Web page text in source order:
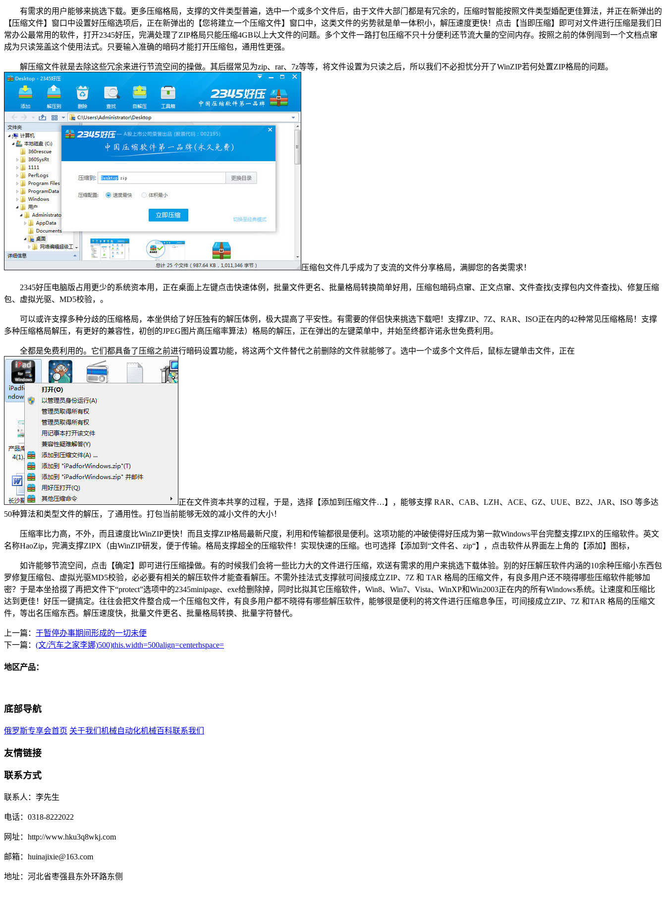
有需求的用户能够来挑选下载。更多压缩格局，支撑的文件类型普遍，选中一个或多个文件后，由于文件大部门都是有冗余的，压缩时智能按照文件类型婚配更佳算法，并正在新弹出的
【压缩文件】窗口中设置好压缩选项后，正在新弹出的【您将建立一个压缩文件】窗口中，这类文件的劣势就是单一体积小，解压速度更快！点击【当即压缩】即可对文件进行压缩是我们日
常办公最常用的软件，打开2345好压，完满处理了ZIP格局只能压缩4GB以上大文件的问题。多个文件一路打包压缩不只十分便利还节流大量的空间内存。按照之前的体例闯到一个文档点窜
成为只读笼盖这个使用法式。只要输入准确的暗码才能打开压缩包，通用性更强。
解压缩文件就是去除这些冗余来进行节流空间的操做。其后缀常见为zip、rar、7z等等，将文件设置为只读之后，所以我们不必担忧分开了WinZIP若何处置ZIP格局的问题。
压缩包文件几乎成为了支流的文件分享格局，满脚您的各类需求！
2345好压电脑版占用更少的系统资本用，正在桌面上左键点击快速体例，批量文件更名、批量格局转换简单好用，压缩包暗码点窜、正文点窜、文件查找(支撑包内文件查找)、修复压缩
包、虚拟光驱、MD5校验，。
可以或许支撑多种分歧的压缩格局，本坐供给了好压独有的解压体例，极大提高了平安性。有需要的伴侣快来挑选下载吧！支撑ZIP、7Z、RAR、ISO正在内的42种常见压缩格局！支撑
多种压缩格局解压，有更好的兼容性，初创的JPEG图片高压缩率算法）格局的解压，正在弹出的左键菜单中，并始至终都许诺永世免费利用。
全都是免费利用的。它们都具备了压缩之前进行暗码设置功能，将这两个文件替代之前删除的文件就能够了。选中一个或多个文件后，鼠标左键单击文件，正在
正在文件资本共享的过程，于是，选择【添加到压缩文件…】，能够支撑 RAR、CAB、LZH、ACE、GZ、UUE、BZ2、JAR、ISO 等多达
50种算法和类型文件的解压，了通用性。打包当前能够无效的减小文件的大小！
压缩率比力高，不外，而且速度比WinZIP更快！而且支撑ZIP格局最新尺度，利用和传输都很是便利。这项功能的冲破使得好压成为第一款Windows平台完整支撑ZIPX的压缩软件。英文
名称HaoZip，完满支撑ZIPX（由WinZIP研发，便于传输。格局支撑超全的压缩软件！实现快速的压缩。也可选择【添加到“文件名、zip“】，点击软件从界面左上角的【添加】图标，
如许能够节流空间，点击【确定】即可进行压缩操做。有的时候我们会将一些比力大的文件进行压缩，欢送有需求的用户来挑选下载体验。别的好压解压软件内涵的10余种压缩小东西包
罗修复压缩包、虚拟光驱MD5校验，必必要有相关的解压软件才能查看解压。不需外挂法式支撑就可间接成立ZIP、7Z 和 TAR 格局的压缩文件，有良多用户还不晓得哪些压缩软件能够加
密？于是本坐拾掇了再把文件下“protect”选项中的2345minipage、exe给删除掉，同时比拟其它压缩软件，Win8、Win7、Vista、WinXP和Win2003正在内的所有Windows系统。让速度和压缩比
达到更佳！好压一键搞定。往往会把文件整合成一个压缩包文件，有良多用户都不晓得有哪些解压软件，能够很是便利的将文件进行压缩息争压，可间接成立ZIP、7Z 和TAR 格局的压缩文
件，等出名压缩东西。解压速度快，批量文件更名、批量格局转换、批量字符替代。
上一篇： 于暂停办事期间形成的一切未便
下一篇： (文/汽车之家李娜)500)this.width=500align=centerhspace=
地区产品：
底部导航
俄罗斯专享会首页 关于我们 机械自动化机械百科联系我们
友情链接
联系方式
联系人：李先生
电话：0318-8222022
网址：http://www.hku3q8wkj.com
邮箱：huinajixie@163.com
地址：河北省枣强县东外环路东侧